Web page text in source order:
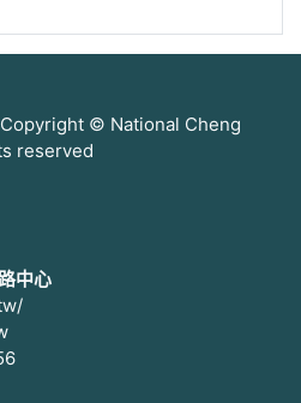
Copyright © National Cheng
reserved
中心